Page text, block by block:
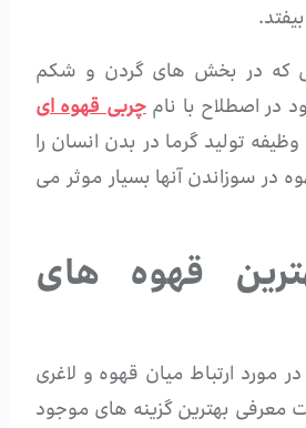
که در بخش های گردن و شکم
در اصطلاح با نامچربی قهوه ای
تولید گرما در بدن انسان را
در سوزاندن آنها بسیار موثر می
قهوه های
مورد ارتباط میان قهوه و لاغری
معرفی بهترین گزینه های موجود